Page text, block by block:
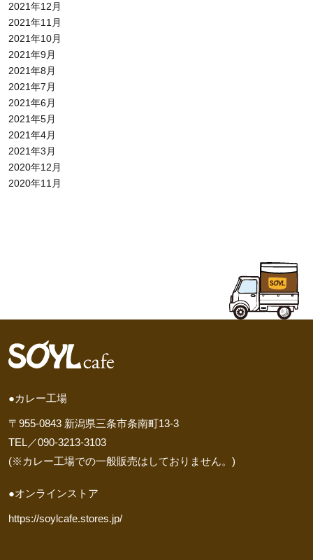
2021年12月
2021年11月
2021年10月
2021年9月
2021年8月
2021年7月
2021年6月
2021年5月
2021年4月
2021年3月
2020年12月
2020年11月
●カレー工場
〒955-0843 新潟県三条市条南町13-3
TEL／090-3213-3103
(※カレー工場での一般販売はしておりません。)
●オンラインストア
https://soylcafe.stores.jp/